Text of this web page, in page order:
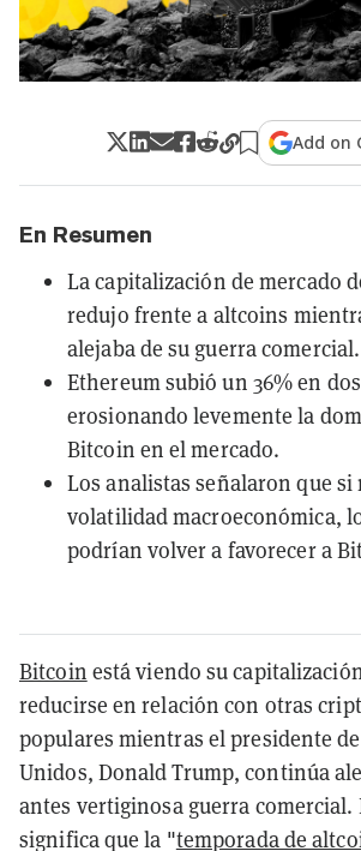
Add on
En Resumen
La capitalización de mercado
redujo frente a altcoins
alejaba de su guerra comercial.
Ethereum subió un 36% en
erosionando levemente la
Bitcoin en el mercado.
Los analistas señalaron que si
volatilidad macroeconómica,
podrían volver a favorecer a
Bitcoin está viendo su
reducirse en relación con otras
populares mientras el presidente
Unidos, Donald Trump, continúa
antes vertiginosa guerra comercial.
significa que la "temporada de